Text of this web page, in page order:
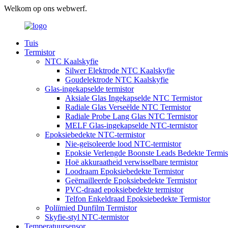
Welkom op ons webwerf.
Tuis
Termistor
NTC Kaalskyfie
Silwer Elektrode NTC Kaalskyfie
Goudelektrode NTC Kaalskyfie
Glas-ingekapselde termistor
Aksiale Glas Ingekapselde NTC Termistor
Radiale Glas Verseëlde NTC Termistor
Radiale Probe Lang Glas NTC Termistor
MELF Glas-ingekapselde NTC-termistor
Epoksiebedekte NTC-termistor
Nie-geïsoleerde lood NTC-termistor
Epoksie Verlengde Boonste Leads Bedekte
Hoë akkuraatheid verwisselbare termistor
Loodraam Epoksiebedekte Termistor
Geëmailleerde Epoksiebedekte Termistor
PVC-draad epoksiebedekte termistor
Telfon Enkeldraad Epoksiebedekte Termistor
Poliïmied Dunfilm Termistor
Skyfie-styl NTC-termistor
Temperatuursensor